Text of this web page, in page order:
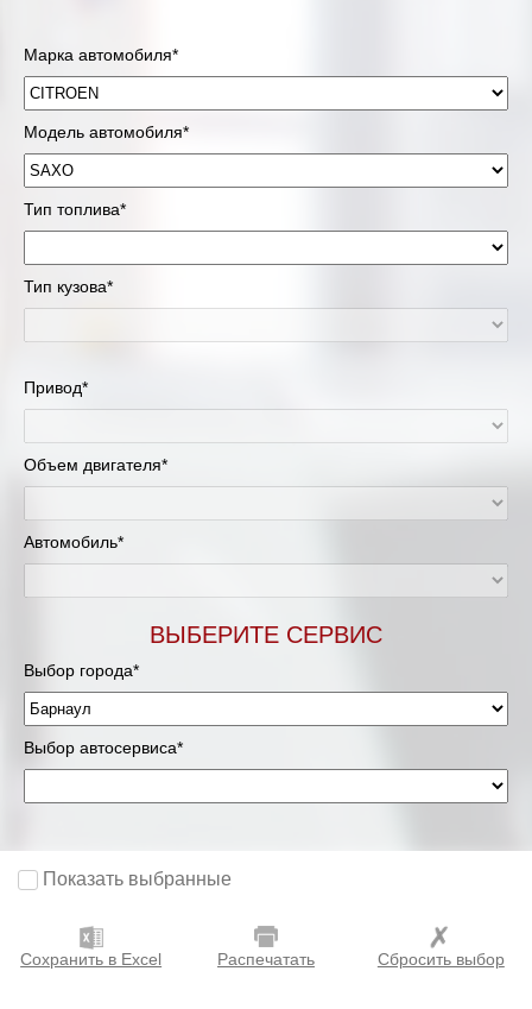
Марка автомобиля*
Модель автомобиля*
Тип топлива*
Тип кузова*
Привод*
Объем двигателя*
Автомобиль*
ВЫБЕРИТЕ СЕРВИС
Выбор города*
Выбор автосервиса*
Показать выбранные
Сохранить в Excel Распечатать Сбросить выбор